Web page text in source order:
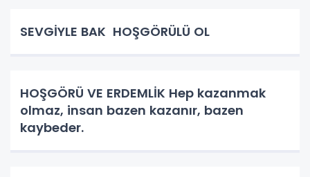
SEVGİYLE BAK HOŞGÖRÜLÜ OL
HOŞGÖRÜ VE ERDEMLİK Hep kazanmak
olmaz, insan bazen kazanır, bazen
kaybeder.